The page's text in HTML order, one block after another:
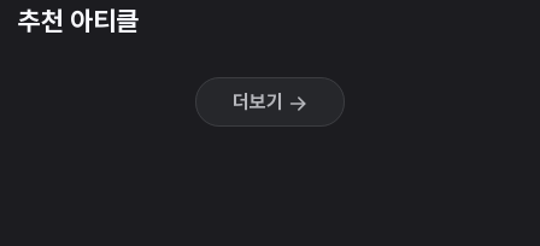
추천 아티클
더보기